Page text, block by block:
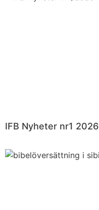
IFB Nyheter nr1 2026